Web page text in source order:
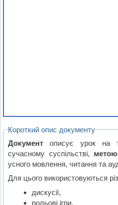
Короткий опис документу
Документ описує урок на
сучасному суспільстві, метою
усного мовлення, читання та
Для цього використовуються
дискусії,
рольові ігри,